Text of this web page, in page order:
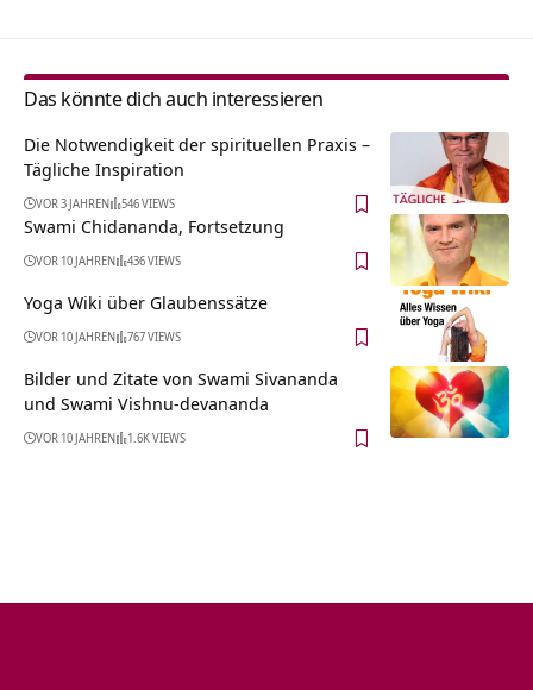
Das könnte dich auch interessieren
Die Notwendigkeit der spirituellen Praxis –
Tägliche Inspiration
VOR 3 JAHREN 546 VIEWS
Swami Chidananda, Fortsetzung
VOR 10 JAHREN 436 VIEWS
Yoga Wiki über Glaubenssätze
VOR 10 JAHREN 767 VIEWS
Bilder und Zitate von Swami Sivananda
und Swami Vishnu-devananda
VOR 10 JAHREN 1.6K VIEWS